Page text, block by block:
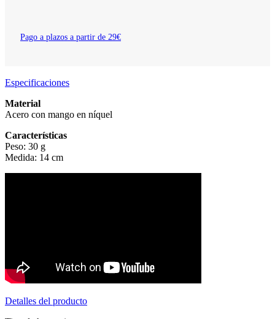
Pago a plazos a partir de 29€
Especificaciones
Material
Acero con mango en níquel
Características
Peso: 30 g
Medida: 14 cm
Detalles del producto